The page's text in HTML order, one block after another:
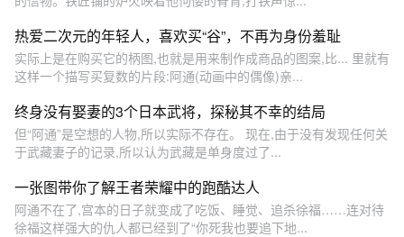
热爱二次元的年轻人，喜欢买“谷”，不再为身份羞耻
实际上是在购买它的柄图,也就是用来制作成商品的图案,比... 里就有
这样一个描写买复数的片段:阿通(动画中的偶像)亲...
终身没有娶妻的3个日本武将，探秘其不幸的结局
但“阿通”是空想的人物,所以实际不存在。 现在,由于没有发现任何关
于武藏妻子的记录,所以认为武藏是单身度过了...
一张图带你了解王者荣耀中的跑酷达人
阿通不在了,宫本的日子就变成了吃饭、睡觉、追杀徐福……连对待
徐福这样强大的仇人都已经到了“你死我也要追下地...